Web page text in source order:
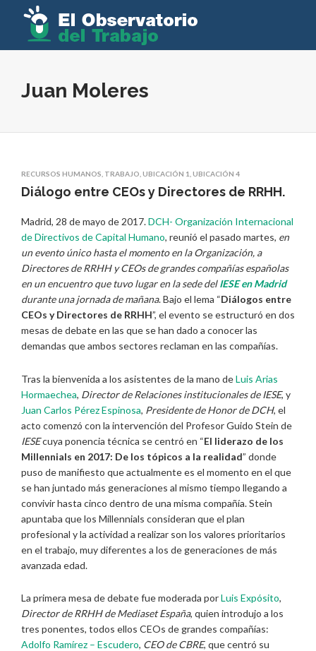
Juan Moleres
RECURSOS HUMANOS TRABAJO UBICACIÓN 1 UBICACIÓN 4
Diálogo entre CEOs y Directores de RRHH.
Madrid, 28 de mayo de 2017.DCH- Organización Internacional
de Directivos de Capital Humano, reunió el pasado martes, en
un evento único hasta el momento en la Organización, a
Directores de RRHH y CEOs de grandes compañías españolas
en un encuentro que tuvo lugar en la sede delIESE en Madrid
durante una jornada de mañana. Bajo el lema “Diálogos entre
CEOs y Directores de RRHH”, el evento se estructuró en dos
mesas de debate en las que se han dado a conocer las
demandas que ambos sectores reclaman en las compañías.
Tras la bienvenida a los asistentes de la mano deLuis Arias
Hormaechea, Director de Relaciones institucionales de IESE, y
Juan Carlos Pérez Espinosa, Presidente de Honor de DCH, el
acto comenzó con la intervención del Profesor Guido Stein de
IESEcuya ponencia técnica se centró en “El liderazo de los
Millennials en 2017: De los tópicos a la realidad” donde
puso de manifiesto que actualmente es el momento en el que
se han juntado más generaciones al mismo tiempo llegando a
convivir hasta cinco dentro de una misma compañía. Stein
apuntaba que los Millennials consideran que el plan
profesional y la actividad a realizar son los valores prioritarios
en el trabajo, muy diferentes a los de generaciones de más
avanzada edad.
La primera mesa de debate fue moderada porLuis Expósito,
Director de RRHH de Mediaset España, quien introdujo a los
tres ponentes, todos ellos CEOs de grandes compañías:
Adolfo Ramírez – Escudero, CEO de CBRE, que centró su